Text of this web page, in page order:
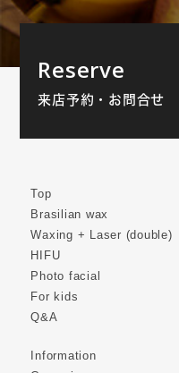
Reserve
来店予約・お問合せ
Top
Brasilian wax
Waxing + Laser (double)
HIFU
Photo facial
For kids
Q&A
Information